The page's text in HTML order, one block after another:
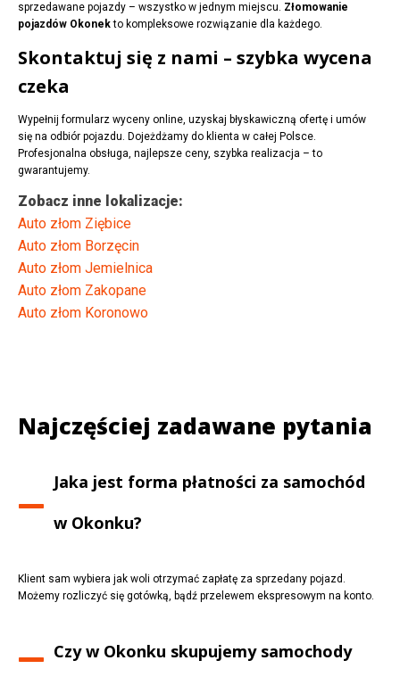
sprzedawane pojazdy – wszystko w jednym miejscu. Złomowanie
pojazdów Okonekto kompleksowe rozwiązanie dla każdego.
Skontaktuj się z nami – szybka wycena
czeka
Wypełnij formularz wyceny online, uzyskaj błyskawiczną ofertę i umów
się na odbiór pojazdu. Dojeżdżamy do klienta w całej Polsce.
Profesjonalna obsługa, najlepsze ceny, szybka realizacja – to
gwarantujemy.
Zobacz inne lokalizacje:
Auto złom Ziębice
Auto złom Borzęcin
Auto złom Jemielnica
Auto złom Zakopane
Auto złom Koronowo
Najczęściej zadawane pytania
Jaka jest forma płatności za samochód
w Okonku?
Klient sam wybiera jak woli otrzymać zapłatę za sprzedany pojazd.
Możemy rozliczyć się gotówką, bądź przelewem ekspresowym na konto.
Czy w Okonku skupujemy samochody